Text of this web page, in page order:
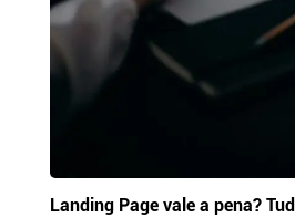
Landing Page vale a pena?